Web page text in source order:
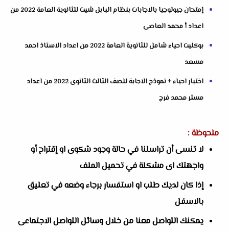
إمتحان جيولوجيا بالاجابات بنظام البابل شيت للثانوية العامة 2022 من
اعداد أ محمد العاصى
بوكليت احياء شامل للثانوية العامة 2022 من اعداد الاستاذ احمد
مسعد
اختبار احياء + نموذج الاجابة للصف الثالث الثانوى 2022 من اعداد
مستر محمد فرج
ملحوظة :
لا تنسى أن تراسلنا في حالة وجود شكوى او إقتراح أو
واجهتك اى مشكلة في تحميل الملف
إذا كان لديك طلب او استفسار برجاء وضعه في تعليق
بالاسفل
يمكنك التواصل معنا من خلال وسائل التواصل الاجتماعى